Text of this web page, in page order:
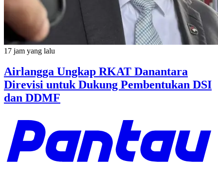
17 jam yang lalu
Airlangga Ungkap RKAT Danantara
Direvisi untuk Dukung Pembentukan DSI
dan DDMF